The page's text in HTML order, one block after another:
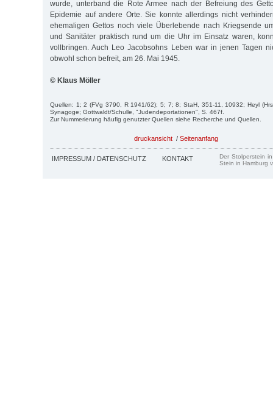
wurde, unterband die Rote Armee nach der Befreiung des
Epidemie auf andere Orte. Sie konnte allerdings nicht
ehemaligen Gettos noch viele Überlebende nach Kriegsende
und Sanitäter praktisch rund um die Uhr im Einsatz waren,
vollbringen. Auch Leo Jacobsohns Leben war in jenen Tagen
obwohl schon befreit, am 26. Mai 1945.
© Klaus Möller
Quellen: 1; 2 (FVg 3790, R 1941/62); 5; 7; 8; StaH, 351-11, 10932; Heyl
Synagoge; Gottwaldt/Schulle, "Judendeportationen", S. 467f.
Zur Nummerierung häufig genutzter Quellen siehe Recherche und Quellen.
druckansicht / Seitenanfang
IMPRESSUM / DATENSCHUTZ KONTAKT
Der Stolperstein
Stein in Hamburg